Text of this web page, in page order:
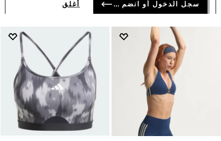
سجل الدخول أو انضم الآن أغلق